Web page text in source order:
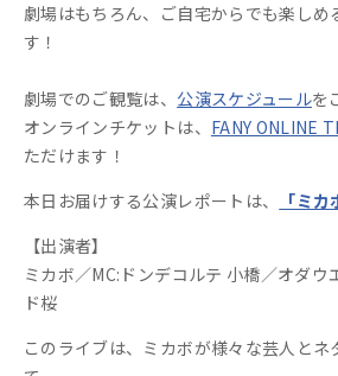
劇場はもちろん、ご自宅からでも楽しめ
す！
劇場でのご観覧は、 公演スケジュールを
オンラインチケットは、 FANY ONLINE
ただけます！
本日お届けする公演レポートは、
「ミ
【出演者】
ミカボ／MC:ドンデコルテ 小橋／オダウ
ド桜
このライブは、ミカボが様々な芸人とネ